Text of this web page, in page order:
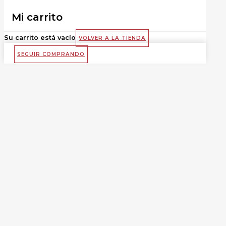
Mi carrito
Su carrito está vacío VOLVER A LA TIENDA
SEGUIR COMPRANDO